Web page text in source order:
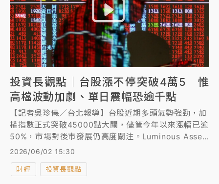
投資長觀點｜台股漲不停突破4萬5 惟
高檔波動加劇、單日震幅恐逾千點
【記者吳珍儀／台北報導】台股近期多頭氣勢強勁，加
權指數正式突破45000點大關，儘管今年以來漲幅已逾
50%，市場對後市發展仍高度關注。Luminous Asset
Management香港首席投資總監陳彥甫表示，目前支
撐台股上漲的核心仍是企業獲利成長與AI產業趨勢，整
體多方結構尚未出現鬆動跡象，維持對台股中長期偏多
2026/06/02 15:30
財經 投資長觀點